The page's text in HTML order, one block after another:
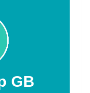
GB